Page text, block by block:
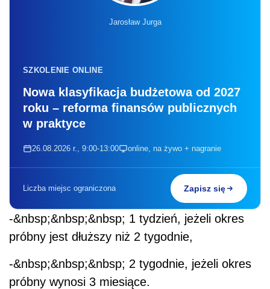
Jarosław Jurga
SZKOLENIE ONLINE
Nowa klasyfikacja budżetowa od 2027
roku – reforma finansów publicznych
w praktyce
26.08.2026 r., 9:00-13:00 online, na żywo + nagranie
Liczba miejsc ograniczona Zapisz się
-&nbsp;&nbsp;&nbsp; 1 tydzień, jeżeli okres
próbny jest dłuższy niż 2 tygodnie,
-&nbsp;&nbsp;&nbsp; 2 tygodnie, jeżeli okres
próbny wynosi 3 miesiące.